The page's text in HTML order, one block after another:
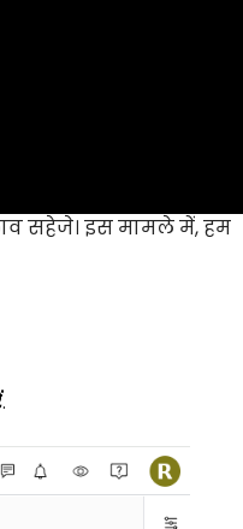
सहेजे। इस मामले में, हम
.